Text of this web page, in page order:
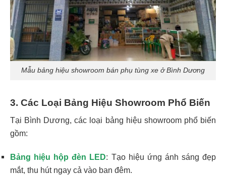
Mẫu bảng hiệu showroom bán phụ tùng xe ở Bình Dương
3. Các Loại Bảng Hiệu Showroom Phổ Biến
Tại Bình Dương, các loại bảng hiệu showroom phổ biến
gồm:
Bảng hiệu hộp đèn LED: Tạo hiệu ứng ánh sáng đẹp
mắt, thu hút ngay cả vào ban đêm.